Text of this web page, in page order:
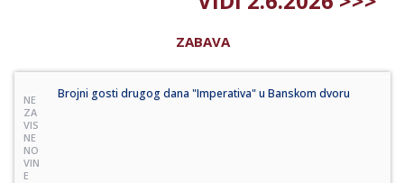
ZABAVA
NE
ZA
VIS
NE
NO
VIN
E
Brojni gosti drugog dana "Imperativa" u Banskom dvoru